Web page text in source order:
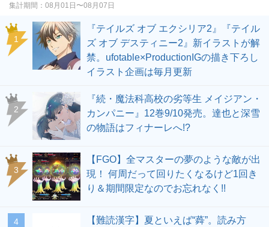
集計期間： 08月01日〜08月07日
1
『テイルズ オブ エクシリア2』『テイル
ズ オブ デスティニー2』新イラストが解
禁。ufotable×ProductionIGの描き下ろし
イラスト企画は毎月更新
2
『続・魔法科高校の劣等生 メイジアン・
カンパニー』12巻9/10発売。達也と深雪
の物語はフィナーレへ!?
3
【FGO】全マスターの夢のような敵が出
現！ 何周だって回りたくなるけど1回き
り＆期間限定なのでお忘れなく!!
4
【難読漢字】夏といえば“蕣”。読み方